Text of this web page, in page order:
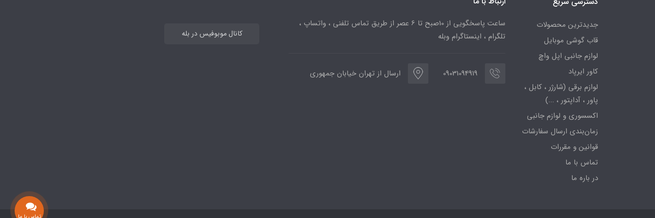
جدیدترین محصولات
قاب گوشی موبایل
لوازم جانبی اپل واچ
کاور ایرپاد
لوازم برقی (شارژر ، کابل ،
پاور ، آداپتور ، ...)
اکسسوری و لوازم جانبی
زمان‌بندی ارسال سفارشات
قوانین و مقررات
تماس با ما
در باره ما
ساعت پاسخگویی از 10صبح تا 6 عصر از طریق تماس تلفنی ، واتساپ ،
تلگرام ، اینستاگرام وبله
09031094919 ارسال از تهران خیابان جمهوری
کانال موبوفیس در بله